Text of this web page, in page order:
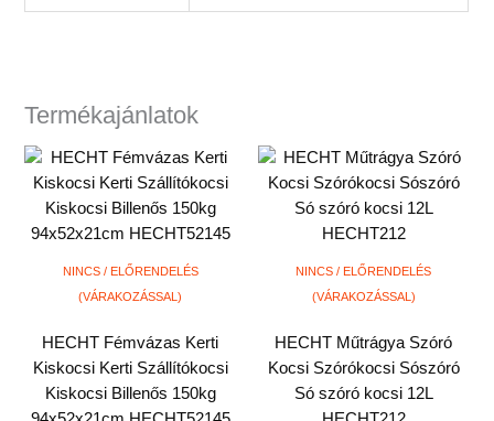
Termékajánlatok
NINCS / ELŐRENDELÉS
(VÁRAKOZÁSSAL)
HECHT Fémvázas Kerti
Kiskocsi Kerti Szállítókocsi
Kiskocsi Billenős 150kg
NINCS / ELŐRENDELÉS
(VÁRAKOZÁSSAL)
HECHT Műtrágya Szóró
Kocsi Szórókocsi Sószóró
Só szóró kocsi 12L